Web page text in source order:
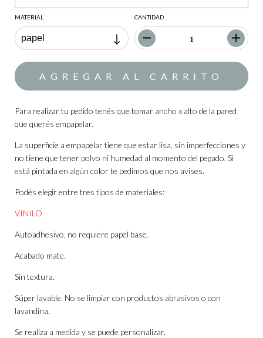
MATERIAL CANTIDAD
Para realizar tu pedido tenés que tomar ancho x alto de la pared
que querés empapelar.
La superficie a empapelar tiene que estar lisa, sin imperfecciones y
no tiene que tener polvo ni humedad al momento del pegado. Si
está pintada en algún color te pedimos que nos avises.
Podés elegir entre tres tipos de materiales:
VINILO
Autoadhesivo, no requiere papel base.
Acabado mate.
Sin textura.
Súper lavable. No se limpiar con productos abrasivos o con
lavandina.
Se realiza a medida y se puede personalizar.